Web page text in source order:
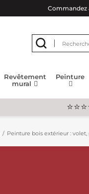
Commandez
Revêtement
mural
Peinture
Peinture bois extérieur : volet,